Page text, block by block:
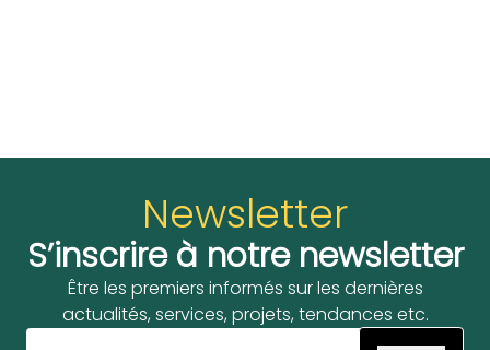
Newsletter
S’inscrire à notre newsletter
Être les premiers informés sur les dernières
actualités, services, projets, tendances etc.